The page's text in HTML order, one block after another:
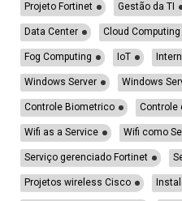
Projeto Fortinet Gestão da TI
Data Center Cloud Computing
Fog Computing IoT
Windows Server Windows
Controle Biometrico Controle
Wifi as a Service Wifi como
Serviço gerenciado Fortinet
Projetos wireless Cisco